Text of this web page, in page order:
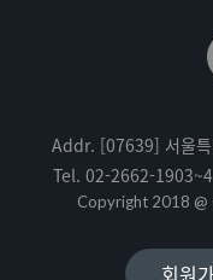
Addr. [07639] 서울
Tel. 02-2662-1903~4
Copyright 2018 @
회원